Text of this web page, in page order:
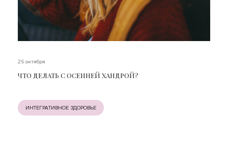
25 октября
ЧТО ДЕЛАТЬ С ОСЕННЕЙ ХАНДРОЙ?
ИНТЕГРАТИВНОЕ ЗДОРОВЬЕ